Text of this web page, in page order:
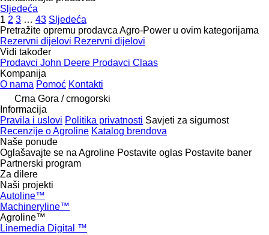
Sljedeća
1 2 3 … 43 Sljedeća
Pretražite opremu prodavca Agro-Power u ovim kategorijama
Rezervni dijelovi Rezervni dijelovi
Vidi također
Prodavci John Deere Prodavci Claas
Kompanija
O nama Pomoć Kontakti
Crna Gora / crnogorski
Informacija
Pravila i uslovi Politika privatnosti Savjeti za sigurnost
Recenzije o Agroline Katalog brendova
Naše ponude
Oglašavajte se na Agroline Postavite oglas Postavite baner
Partnerski program
Za dilere
Naši projekti
Autoline™
Machineryline™
Agroline™
Linemedia Digital ™